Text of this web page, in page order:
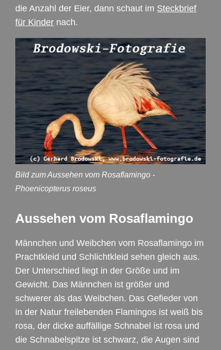
die Anzahl der Eier, dann schaut im Steckbrief
für Kinder nach.
Bild zum Aussehen vom Rosaflamingo -
Phoenicopterus roseus
Aussehen vom Rosaflamingo
Männchen und Weibchen vom Rosaflamingo im
Prachtkleid und Schlichtkleid sehen gleich aus.
Der Unterschied liegt in der Größe und im
Gewicht. Das Männchen ist größer und
schwerer als das Weibchen. Das Gefieder von
in der Natur freilebenden Flamingos ist weiß bis
rosa, der dicke auffällige Schnabel ist rosa und
die Schnabelspitze ist schwarz, die Augen sind